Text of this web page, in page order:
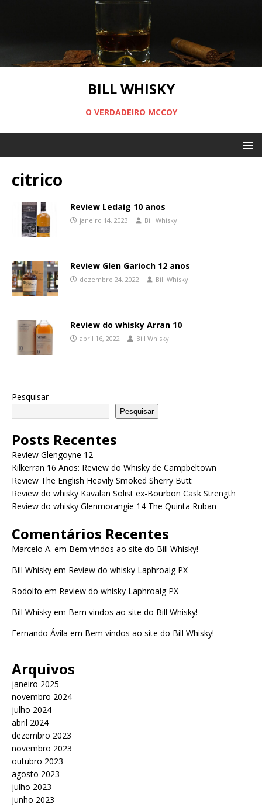
BILL WHISKY
O VERDADEIRO MCCOY
citrico
Review Ledaig 10 anos
janeiro 14, 2023 Bill Whisky
Review Glen Garioch 12 anos
dezembro 24, 2022 Bill Whisky
Review do whisky Arran 10
abril 16, 2022 Bill Whisky
Pesquisar
Pesquisar
Posts Recentes
Review Glengoyne 12
Kilkerran 16 Anos: Review do Whisky de Campbeltown
Review The English Heavily Smoked Sherry Butt
Review do whisky Kavalan Solist ex-Bourbon Cask Strength
Review do whisky Glenmorangie 14 The Quinta Ruban
Comentários Recentes
Marcelo A. em Bem vindos ao site do Bill Whisky!
Bill Whisky em Review do whisky Laphroaig PX
Rodolfo em Review do whisky Laphroaig PX
Bill Whisky em Bem vindos ao site do Bill Whisky!
Fernando Ávila em Bem vindos ao site do Bill Whisky!
Arquivos
janeiro 2025
novembro 2024
julho 2024
abril 2024
dezembro 2023
novembro 2023
outubro 2023
agosto 2023
julho 2023
junho 2023